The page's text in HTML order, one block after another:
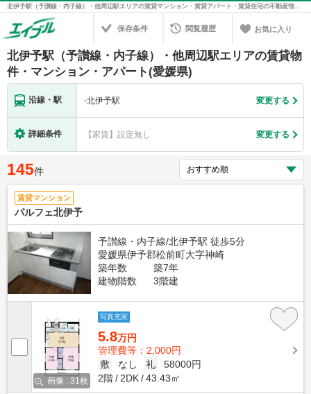
北伊予駅（予讃線・内子線）・他周辺駅エリアの賃貸マンション・賃貸アパート・賃貸住宅の不動産情報を検索！不動産賃貸の物件探しは、お部屋探しのエイブル
保存条件 閲覧履歴 お気に入り
北伊予駅（予讃線・内子線）・他周辺駅エリアの賃貸物
件・マンション・アパート(愛媛県)
沿線・駅 -北伊予駅 変更する
詳細条件 【家賃】設定無し 変更する
145件
賃貸マンション
パルフェ北伊予
予讃線・内子線/北伊予駅 徒歩5分
愛媛県伊予郡松前町大字神崎
築年数
築7年
建物階数
3階建
画像 : 31枚
写真充実
5.8万円
管理費等：2,000円
敷
なし 礼
58000円
2階
2DK 43.43㎡